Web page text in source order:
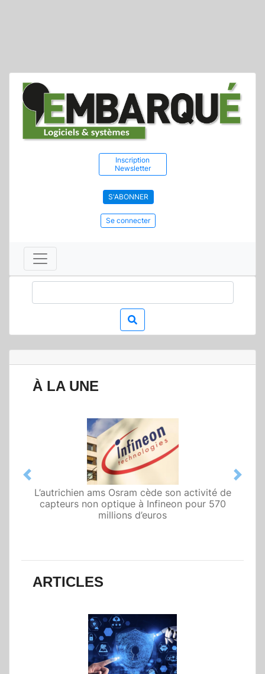
Inscription
Newsletter
S'ABONNER
Se connecter
À LA UNE
L’autrichien ams Osram cède son activité de
capteurs non optique à Infineon pour 570
millions d’euros
Qualcomm met en avant une architecture
fondée sur l’IA physique au service de robots
domestiques et humanoïdes
Previous Next
ARTICLES